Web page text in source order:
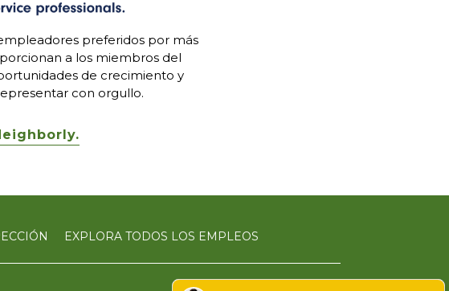
preferidos por más
a los miembros del
de crecimiento y
con orgullo.
EXPLORA TODOS LOS EMPLEOS